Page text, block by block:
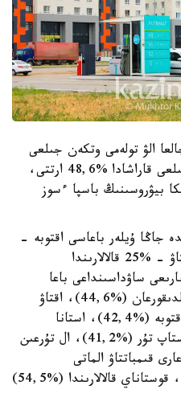
الۋ تولەمى وتكەن جىلعى
ءتيىستى ايمەن سالىستىرعاندا بيىلعى قاراشادا %48,6 ارتتى،
بيۋروسىنىڭ باسپا ءسوز
جاڭا ۇيلەر باعاسى اقتوبە -
%30,3، سەمەي - %26,9، اقتاۋ - %25 قالالارىندا
ساۋداسىنداعى باعا
ءوسىمى بويىنشا ءتىزىمدى - تالدىقورعان (%44,6)، اقتاۋ
(%43,3)، سەمەي (%42,8)، اقتوبە (%42,4)، استانا
(%41,7)، قىزىلوردا قالالارى باستاپ تۇر (%41,2)، ال تۇرعىن
قىمباتتاۋ الماتى
(%76,6)، قاراعاندى (%55,7)، قوستاناي قالالارىندا (%54,5)